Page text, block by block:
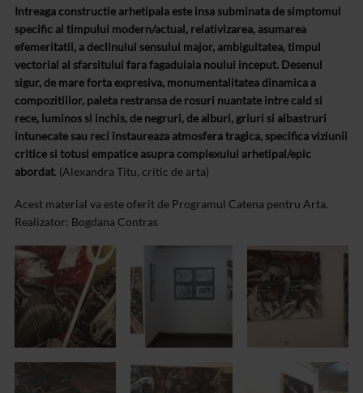
Intreaga constructie arhetipala este insa subminata de simptomul
specific al timpului modern/actual, relativizarea, asumarea
efemeritatii, a declinului sensului major, ambiguitatea, timpul
vectorial al sfarsitului fara fagaduiala noului inceput. Desenul
sigur, de mare forta expresiva, monumentalitatea dinamica a
compozitiilor, paleta restransa de rosuri nuantate intre cald si
rece, luminos si inchis, de negruri, de alburi, griuri si albastruri
intunecate sau reci instaureaza atmosfera tragica, specifica viziunii
critice si totusi empatice asupra complexului arhetipal/epic
abordat. (Alexandra Titu, critic de arta)
Acest material va este oferit de Programul Catena pentru Arta.
Realizator: Bogdana Contras